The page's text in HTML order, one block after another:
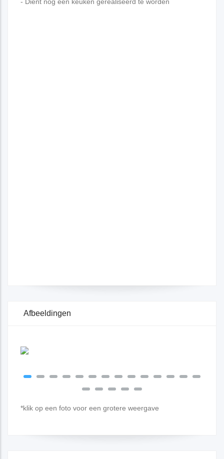
- Dient nog een keuken gerealiseerd te worden
Afbeeldingen
*klik op een foto voor een grotere weergave